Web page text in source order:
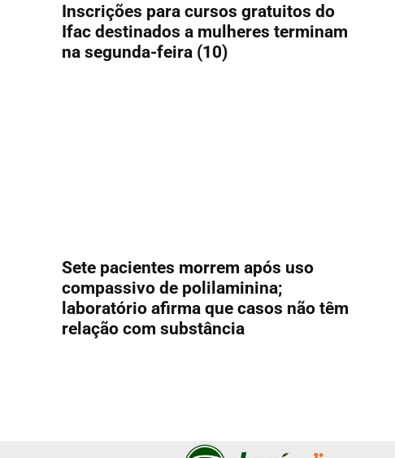
Inscrições para cursos gratuitos do
Ifac destinados a mulheres terminam
na segunda-feira (10)
Sete pacientes morrem após uso
compassivo de polilaminina;
laboratório afirma que casos não têm
relação com substância